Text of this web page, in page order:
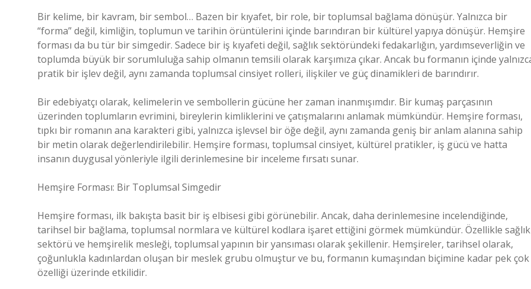
Bir kelime, bir kavram, bir sembol… Bazen bir kıyafet, bir role, bir toplumsal bağlama dönüşür. Yalnızca bir
“forma” değil, kimliğin, toplumun ve tarihin örüntülerini içinde barındıran bir kültürel yapıya dönüşür. Hemşire
forması da bu tür bir simgedir. Sadece bir iş kıyafeti değil, sağlık sektöründeki fedakarlığın, yardımseverliğin ve
toplumda büyük bir sorumluluğa sahip olmanın temsili olarak karşımıza çıkar. Ancak bu formanın içinde
pratik bir işlev değil, aynı zamanda toplumsal cinsiyet rolleri, ilişkiler ve güç dinamikleri de barındırır.
Bir edebiyatçı olarak, kelimelerin ve sembollerin gücüne her zaman inanmışımdır. Bir kumaş parçasının
üzerinden toplumların evrimini, bireylerin kimliklerini ve çatışmalarını anlamak mümkündür. Hemşire forması,
tıpkı bir romanın ana karakteri gibi, yalnızca işlevsel bir öğe değil, aynı zamanda geniş bir anlam alanına sahip
bir metin olarak değerlendirilebilir. Hemşire forması, toplumsal cinsiyet, kültürel pratikler, iş gücü ve hatta
insanın duygusal yönleriyle ilgili derinlemesine bir inceleme fırsatı sunar.
Hemşire Forması: Bir Toplumsal Simgedir
Hemşire forması, ilk bakışta basit bir iş elbisesi gibi görünebilir. Ancak, daha derinlemesine incelendiğinde,
tarihsel bir bağlama, toplumsal normlara ve kültürel kodlara işaret ettiğini görmek mümkündür. Özellikle sağlık
sektörü ve hemşirelik mesleği, toplumsal yapının bir yansıması olarak şekillenir. Hemşireler, tarihsel olarak,
çoğunlukla kadınlardan oluşan bir meslek grubu olmuştur ve bu, formanın kumaşından biçimine kadar pek çok
özelliği üzerinde etkilidir.